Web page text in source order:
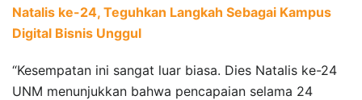
Natalis ke-24, Teguhkan Langkah Sebagai Kampus
Digital Bisnis Unggul
“Kesempatan ini sangat luar biasa. Dies Natalis ke-24
UNM menunjukkan bahwa pencapaian selama 24